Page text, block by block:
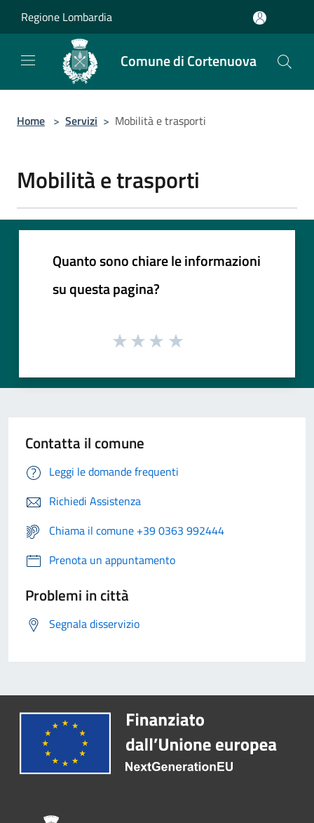
Regione Lombardia
Comune di Cortenuova
Home > Servizi > Mobilità e trasporti
Mobilità e trasporti
Quanto sono chiare le informazioni
su questa pagina?
Contatta il comune
Leggi le domande frequenti
Richiedi Assistenza
Chiama il comune +39 0363 992444
Prenota un appuntamento
Problemi in città
Segnala disservizio